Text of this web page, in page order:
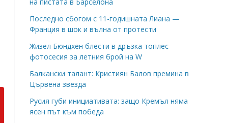
Последно сбогом с 11-годишната Лиана —
Франция в шок и вълна от протести
Жизел Бюндхен блести в дръзка топлес
фотосесия за летния брой на W
Балкански талант: Кристиян Балов премина в
Цървена звезда
Русия губи инициативата: защо Кремъл няма
ясен път към победа